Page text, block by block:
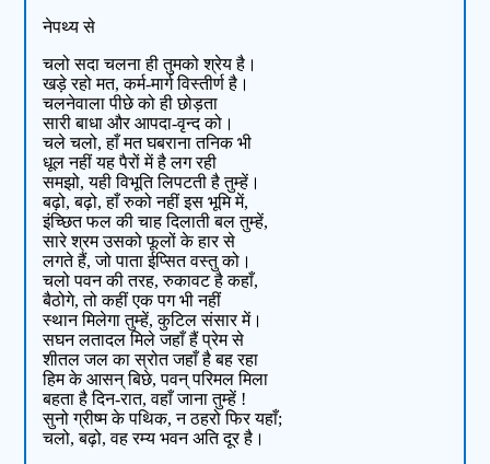
नेपथ्य से
चलो सदा चलना ही तुमको श्रेय है।
खड़े रहो मत, कर्म-मार्ग विस्तीर्ण है।
चलनेवाला पीछे को ही छोड़ता
सारी बाधा और आपदा-वृन्द को।
चले चलो, हाँ मत घबराना तनिक भी
धूल नहीं यह पैरों में है लग रही
समझो, यही विभूति लिपटती है तुम्हें।
बढ़ो, बढ़ो, हाँ रुको नहीं इस भूमि में,
इंच्छित फल की चाह दिलाती बल तुम्हें,
सारे श्रम उसको फूलों के हार से
लगते हैं, जो पाता ईप्सित वस्तु को।
चलो पवन की तरह, रुकावट है कहाँ,
बैठोगे, तो कहीं एक पग भी नहीं
स्थान मिलेगा तुम्हें, कुटिल संसार में।
सघन लतादल मिले जहाँ हैं प्रेम से
शीतल जल का स्रोत जहाँ है बह रहा
हिम के आसन् बिछे, पवन् परिमल मिला
बहता है दिन-रात, वहाँ जाना तुम्हें !
सुनो ग्रीष्म के पथिक, न ठहरो फिर यहाँ;
चलो, बढ़ो, वह रम्य भवन अति दूर है।